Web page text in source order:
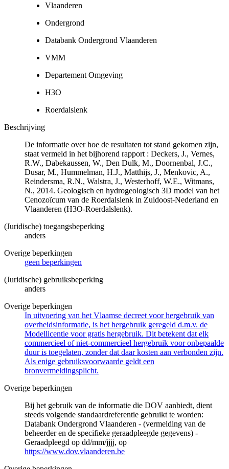
Vlaanderen
Ondergrond
Databank Ondergrond Vlaanderen
VMM
Departement Omgeving
H3O
Roerdalslenk
Beschrijving
De informatie over hoe de resultaten tot stand gekomen zijn,
staat vermeld in het bijhorend rapport : Deckers, J., Vernes,
R.W., Dabekaussen, W., Den Dulk, M., Doornenbal, J.C.,
Dusar, M., Hummelman, H.J., Matthijs, J., Menkovic, A.,
Reindersma, R.N., Walstra, J., Westerhoff, W.E., Witmans,
N., 2014. Geologisch en hydrogeologisch 3D model van het
Cenozoïcum van de Roerdalslenk in Zuidoost-Nederland en
Vlaanderen (H3O-Roerdalslenk).
(Juridische) toegangsbeperking
anders
Overige beperkingen
geen beperkingen
(Juridische) gebruiksbeperking
anders
Overige beperkingen
In uitvoering van het Vlaamse decreet voor hergebruik van
overheidsinformatie, is het hergebruik geregeld d.m.v. de
Modellicentie voor gratis hergebruik. Dit betekent dat elk
commercieel of niet-commercieel hergebruik voor onbepaalde
duur is toegelaten, zonder dat daar kosten aan verbonden zijn.
Als enige gebruiksvoorwaarde geldt een
bronvermeldingsplicht.
Overige beperkingen
Bij het gebruik van de informatie die DOV aanbiedt, dient
steeds volgende standaardreferentie gebruikt te worden:
Databank Ondergrond Vlaanderen - (vermelding van de
beheerder en de specifieke geraadpleegde gegevens) -
Geraadpleegd op dd/mm/jjjj, op
https://www.dov.vlaanderen.be